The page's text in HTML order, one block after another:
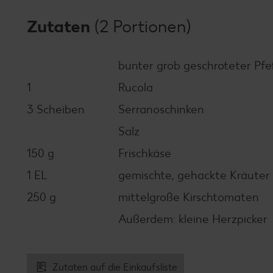
Zutaten (2 Portionen)
bunter grob geschroteter
1
Rucola
3 Scheiben
Serranoschinken
Salz
150 g
Frischkäse
1 EL
gemischte, gehackte Kräuter
250 g
mittelgroße Kirschtomaten
Außerdem: kleine Herzpicker
Zutaten auf die Einkaufsliste